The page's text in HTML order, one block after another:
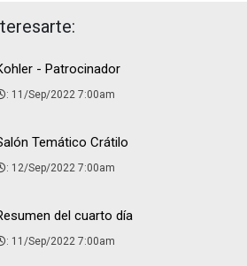
- Patrocinador
: 11/Sep/2022 7:00am
Temático Crátilo
: 12/Sep/2022 7:00am
del cuarto día
: 11/Sep/2022 7:00am